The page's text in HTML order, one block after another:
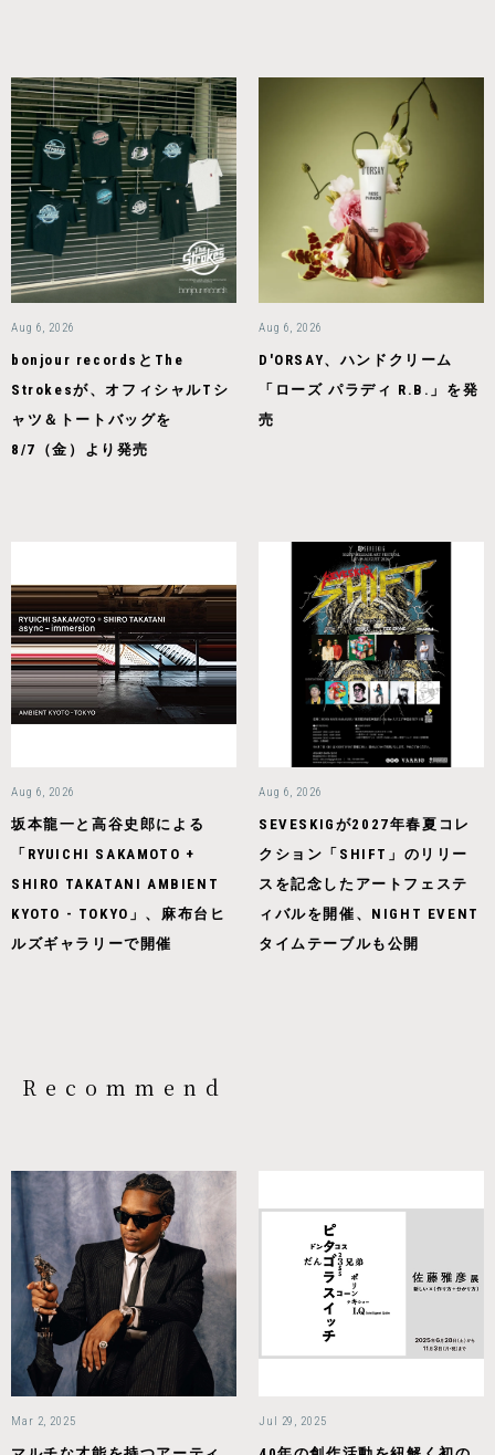
Aug 6, 2026
bonjour recordsとThe
Strokesが、オフィシャルTシ
ャツ＆トートバッグを
8/7（金）より発売
Aug 6, 2026
D'ORSAY、ハンドクリーム
「ローズ パラディ R.B.」を発
売
Aug 6, 2026
坂本龍一と高谷史郎による
「RYUICHI SAKAMOTO +
SHIRO TAKATANI AMBIENT
KYOTO - TOKYO」、麻布台ヒ
ルズギャラリーで開催
Aug 6, 2026
SEVESKIGが2027年春夏コレ
クション「SHIFT」のリリー
スを記念したアートフェステ
ィバルを開催、NIGHT EVENT
タイムテーブルも公開
Recommend
Mar 2, 2025 Jul 29, 2025